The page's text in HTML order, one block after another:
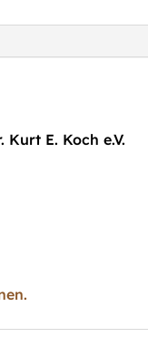
E. Koch e.V.